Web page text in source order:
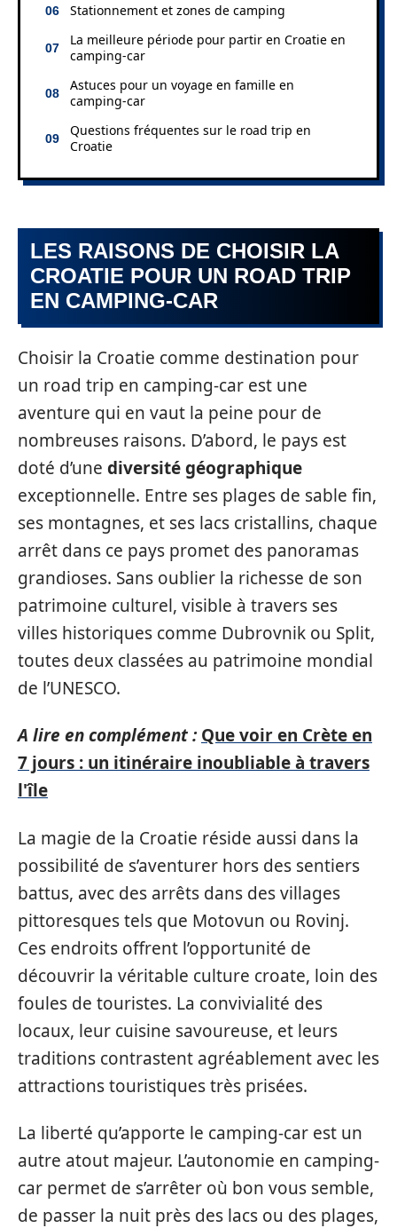
Stationnement et zones de camping
La meilleure période pour partir en Croatie en
camping-car
Astuces pour un voyage en famille en
camping-car
Questions fréquentes sur le road trip en
Croatie
LES RAISONS DE CHOISIR LA
CROATIE POUR UN ROAD TRIP
EN CAMPING-CAR
Choisir la Croatie comme destination pour
un road trip en camping-car est une
aventure qui en vaut la peine pour de
nombreuses raisons. D’abord, le pays est
doté d’une diversité géographique
exceptionnelle. Entre ses plages de sable fin,
ses montagnes, et ses lacs cristallins, chaque
arrêt dans ce pays promet des panoramas
grandioses. Sans oublier la richesse de son
patrimoine culturel, visible à travers ses
villes historiques comme Dubrovnik ou Split,
toutes deux classées au patrimoine mondial
de l’UNESCO.
A lire en complément : Que voir en Crète en
7 jours : un itinéraire inoubliable à travers
l'île
La magie de la Croatie réside aussi dans la
possibilité de s’aventurer hors des sentiers
battus, avec des arrêts dans des villages
pittoresques tels que Motovun ou Rovinj.
Ces endroits offrent l’opportunité de
découvrir la véritable culture croate, loin des
foules de touristes. La convivialité des
locaux, leur cuisine savoureuse, et leurs
traditions contrastent agréablement avec les
attractions touristiques très prisées.
La liberté qu’apporte le camping-car est un
autre atout majeur. L’autonomie en camping-
car permet de s’arrêter où bon vous semble,
de passer la nuit près des lacs ou des plages,